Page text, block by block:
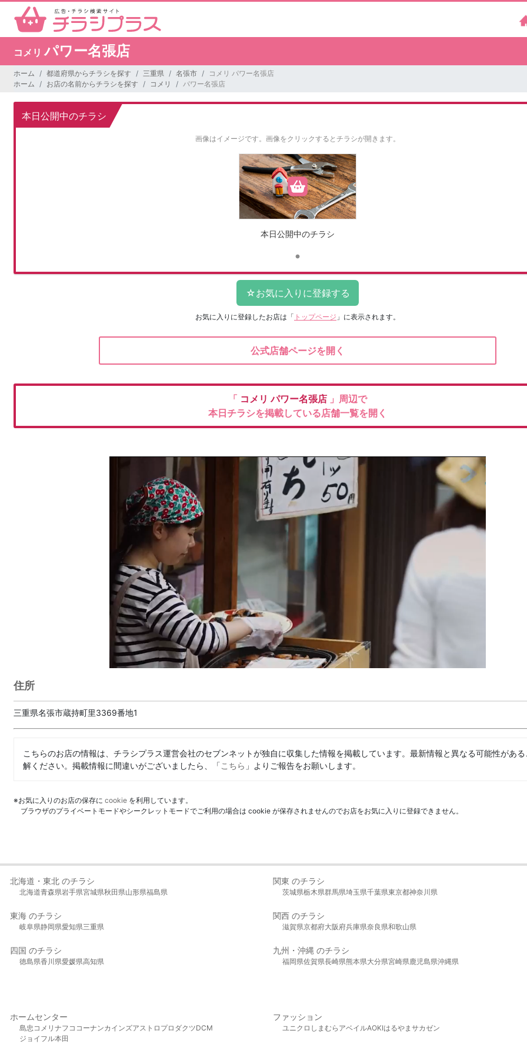
コメリパワー名張店
ホーム 都道府県からチラシを探す 三重県 名張市
コメリ パワー名張店
ホーム
お店の名前からチラシを探す コメリ パワー名張店
本日公開中のチラシ
画像はイメージです。 画像をクリックするとチラシが開きます。
本日公開中のチラシ
お気に入りに登録したお店は 「 トップページ 」に表示されます。
公式店舗ページを開く
「 コメリパワー名張店 」周辺で
本日チラシを掲載している店舗一覧を開く
住所
三重県名張市蔵持町里3369番地1
こちらのお店の情報は、チラシプラス運営会社のセブンネットが独自に収集した情報を掲載しています。最新情報と異なる可能性があ
解ください。掲載情報に間違いがございましたら、「こちら 」よりご報告をお願いします。
※お気に入りのお店の保存に cookie を利用しています。
ブラウザのプライベートモードやシークレットモードでご利用の場合は cookie が保存されませんのでお店をお気に入りに登録できません。
北海道・東北 のチラシ
北海道青森県岩手県宮城県秋田県山形県福島県
関東 のチラシ
茨城県栃木県群馬県埼玉県千葉県東京都神奈川県
東海 のチラシ
岐阜県静岡県愛知県三重県
関西 のチラシ
滋賀県京都府大阪府兵庫県奈良県和歌山県
四国 のチラシ
徳島県香川県愛媛県高知県
九州・沖縄 のチラシ
福岡県佐賀県長崎県熊本県大分県宮崎県鹿児島県沖縄県
ホームセンター
島忠 コメリ ナフコ コーナンカインズアストロプロダクツDCM
ジョイフル本田
ファッション
ユニクロ しまむら アベイルAOKIはるやま サカゼン